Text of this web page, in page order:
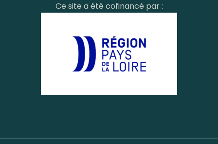
Ce site a été cofinancé par :